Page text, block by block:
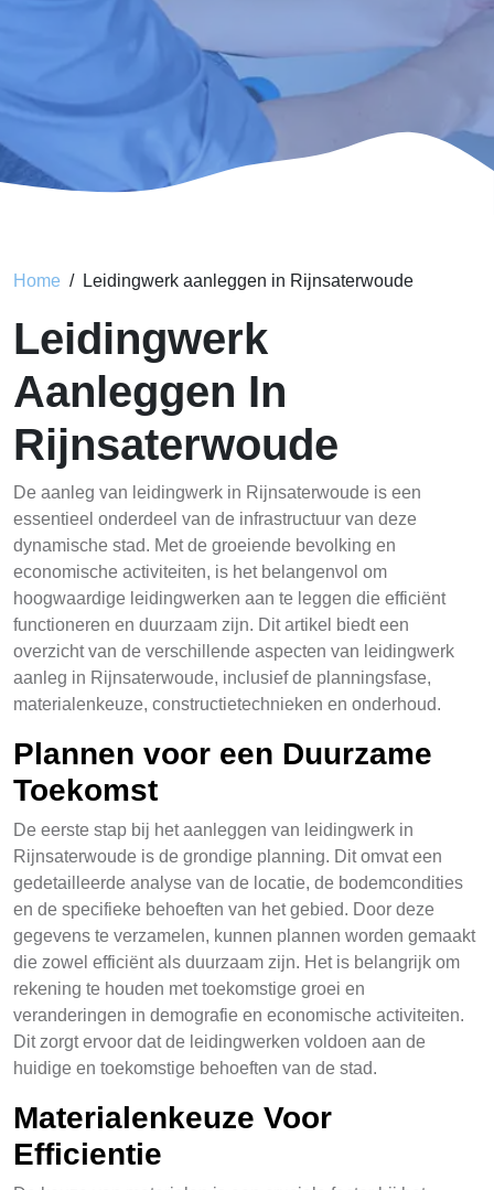
Home Leidingwerk aanleggen in Rijnsaterwoude
Leidingwerk
Aanleggen In
Rijnsaterwoude
De aanleg van leidingwerk in Rijnsaterwoude is een
essentieel onderdeel van de infrastructuur van deze
dynamische stad. Met de groeiende bevolking en
economische activiteiten, is het belangenvol om
hoogwaardige leidingwerken aan te leggen die efficiënt
functioneren en duurzaam zijn. Dit artikel biedt een
overzicht van de verschillende aspecten van leidingwerk
aanleg in Rijnsaterwoude, inclusief de planningsfase,
materialenkeuze, constructietechnieken en onderhoud.
Plannen voor een Duurzame
Toekomst
De eerste stap bij het aanleggen van leidingwerk in
Rijnsaterwoude is de grondige planning. Dit omvat een
gedetailleerde analyse van de locatie, de bodemcondities
en de specifieke behoeften van het gebied. Door deze
gegevens te verzamelen, kunnen plannen worden gemaakt
die zowel efficiënt als duurzaam zijn. Het is belangrijk om
rekening te houden met toekomstige groei en
veranderingen in demografie en economische activiteiten.
Dit zorgt ervoor dat de leidingwerken voldoen aan de
huidige en toekomstige behoeften van de stad.
Materialenkeuze Voor
Efficientie